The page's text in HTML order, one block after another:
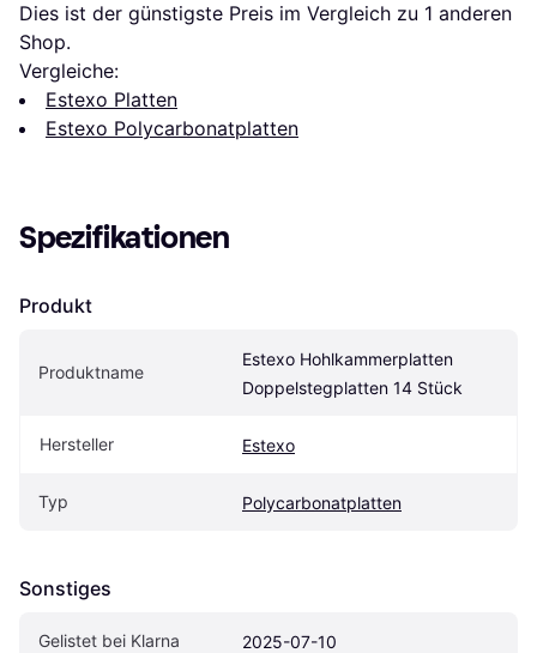
Dies ist der günstigste Preis im Vergleich zu 1 anderen
Shop.
Vergleiche:
Estexo Platten
Estexo Polycarbonatplatten
Spezifikationen
Produkt
Produktname
Estexo Hohlkammerplatten
Doppelstegplatten 14 Stück
Hersteller Estexo
Typ Polycarbonatplatten
Sonstiges
Gelistet bei Klarna 2025-07-10